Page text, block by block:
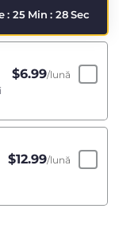
: 25 Min : 28Sec
$6.99/lună
$12.99/lună